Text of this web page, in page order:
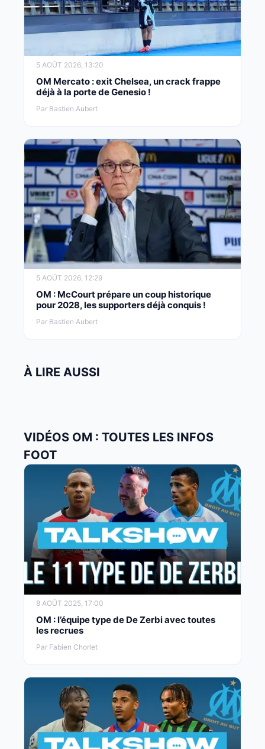
5 AOÛT 2026, 13:20
OM Mercato : exit Chelsea, un crack frappe
déjà à la porte de Genesio !
Par Bastien Aubert
5 AOÛT 2026, 12:29
OM : McCourt prépare un coup historique
pour 2028, les supporters déjà conquis !
Par Bastien Aubert
À LIRE AUSSI
VIDÉOS OM : TOUTES LES INFOS
FOOT
8 AOÛT 2025, 17:00
OM : l’équipe type de De Zerbi avec toutes
les recrues
Par Fabien Chorlet